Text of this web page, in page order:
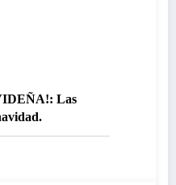
Las